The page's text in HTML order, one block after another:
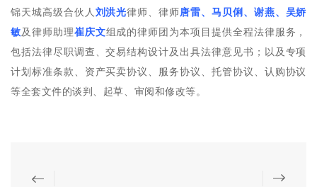
锦天城高级合伙人 刘洪光律师、律师唐雷、马贝俐、谢燕、吴娇
敏及律师助理崔庆文组成的律师团为本项目提供全程法律服务，
包括法律尽职调查、交易结构设计及出具法律意见书；以及专项
计划标准条款、资产买卖协议、服务协议、托管协议、认购协议
等全套文件的谈判、起草、审阅和修改等。